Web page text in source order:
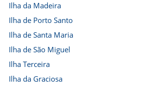
Ilha da Madeira
Ilha de Porto Santo
Ilha de Santa Maria
Ilha de São Miguel
Ilha Terceira
Ilha da Graciosa